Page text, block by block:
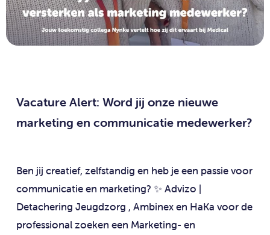
Vacature Alert: Word jij onze nieuwe
marketing en communicatie medewerker?
Ben jij creatief, zelfstandig en heb je een passie voor
communicatie en marketing? ✨ Advizo |
Detachering Jeugdzorg , Ambinex en HaKa voor de
professional zoeken een Marketing- en